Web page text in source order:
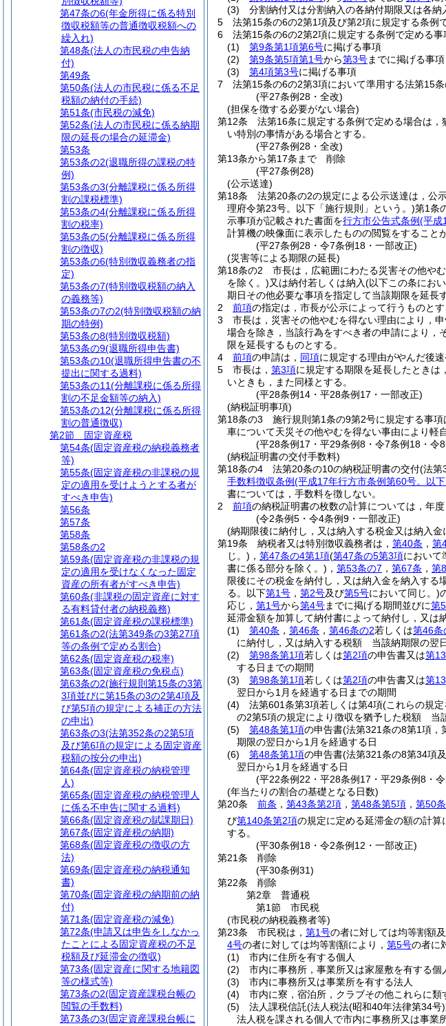
(3)
分割納付又は分割納入の各納付期限又は各
5
法第15条の6の2第1項及び第2項に規定する条例
6
法第15条の6の2第2項に規定する条例で定める事
(1)
第9条第1項第6号に掲げる事項
(2)
第9条第5項第1号から第3号までに掲げる事項
(3)
第4項第3号に掲げる事項
7
法第15条の6の2第3項において準用する法第15
(平27条例28・全改)
(担保を徴する必要がない場合)
第12条
法第16条に規定する条例で定める場合は
い特別の事情がある場合とする。
(平27条例28・全改)
第13条から第17条まで
削除
(平27条例28)
(公示送達)
第18条
法第20条の2の規定による公示送達は，公
理府令第23号。以下「施行規則」という。)第1条
示事項が記載された書面を行方市公告式条例(平成
計算機の映像面に表示したものの閲覧をすること
(平27条例28・令7条例18・一部改正)
(災害等による期限の延長)
第18条の2
市長は，広範囲にわたる災害その他や
を除く。)又は納付若しくは納入(以下この条にお
期日その他必要な事項を指定して当該期限を延長
2
前項の指定は，市長が公示によって行うものとす
3
市長は，災害その他やむを得ない理由により，
場合を除き，当該行為をすべき者の申請により，
限を延長するものとする。
4
前項の申請は， 同項に規定する理由がやんだ後
5
市長は， 第3項に規定する期限を延長したときは
いときも，また同様とする。
(平28条例14・平28条例17・一部改正)
(納税証明事項)
第18条の3
施行規則第1条の9第2号に規定する事
車について天災その他やむを得ない事由により軽
(平28条例17・平29条例8・令7条例18・令
(納税証明書の交付手数料)
第18条の4
法第20条の10の納税証明書の交付(法第
手数料徴収条例(平成17年行方市条例第60号。以
書については，手数料を徴しない。
2
前項の納税証明書の枚数の計算については，年
(令2条例5・令4条例9・一部改正)
(納期限後に納付し，又は納入する税金又は納入金
第19条
納税者又は特別徴収義務者は， 第40条 ， 第
じ。) ， 第47条の4第1項(第47条の5第3項において
書に係る部分を除く。) ， 第53条の7 ， 第67条 ， 第
限後にその税金を納付し，又は納入金を納入する
る。以下第1号 ， 第2号及び第5号において同じ。)
応じ， 第1号から第4号までに掲げる期間並びに第
延滞金額を加算して納付書によって納付し，又は
(1)
第40条 ， 第46条 ， 第46条の2若しくは第46条
に納付し，又は納入する税額 当該納期限の翌
(2)
第98条第1項若しくは第2項の申告書又は第
する日までの期間
(3)
第98条第1項若しくは第2項の申告書又は第
翌日から1月を経過する日までの期間
(4)
法第601条第3項若しくは第4項(これらの規
の2第5項の規定により徴収を猶予した税額 当
(5)
第48条第1項の申告書(法第321条の8第1項，
期限の翌日から1月を経過する日
(6)
第48条第1項の申告書(法第321条の8第34項
翌日から1月を経過する日
(平22条例22・平28条例17・平29条例8・
(年当たりの割合の基礎となる日数)
第20条
前条 ， 第43条第2項 ， 第48条第5項 ， 第50
び第140条第2項の規定に定める延滞金の額の計算
する。
(平30条例18・令2条例12・一部改正)
第21条
削除
(平30条例31)
第22条
削除
第2章
普通税
第1節
市民税
(市民税の納税義務者等)
第23条
市民税は， 第1号の者に対しては均等割額
4号の者に対しては均等割額により， 第5号の者に
(1)
市内に住所を有する個人
(2)
市内に事務所，事業所又は家屋敷を有する
(3)
市内に事務所又は事業所を有する法人
(4)
市内に寮，宿泊所，クラブその他これらに類
(5)
法人課税信託(法人税法(昭和40年法律第34号)
法人税を課される個人で市内に事務所又は事業
第47条の6(年金所得に係る特別
徴収税額等の普通徴収税額への
繰入れ)
第48条(法人の市民税の申告納
付)
第49条
第50条(法人の市民税に係る不足
税額の納付の手続)
第51条(市民税の減免)
第52条(法人の市民税に係る納期
限の延長の場合の延滞金)
第53条
第53条の2(退職所得の課税の特
例)
第53条の3(分離課税に係る所得
割の課税標準)
第53条の4(分離課税に係る所得
割の税率)
第53条の5(分離課税に係る所得
割の徴収)
第53条の6(特別徴収義務者の指
定)
第53条の7(特別徴収税額の納入
の義務等)
第53条の7の2(特別徴収税額の納
期の特例)
第53条の8(特別徴収税額)
第53条の9(退職所得申告書)
第53条の10(退職所得申告書の不
提出に関する過料)
第53条の11(分離課税に係る所得
割の不足金額等の納入)
第53条の12(分離課税に係る所得
割の普通徴収)
第2節
固定資産税
第54条(固定資産税の納税義務者
等)
第55条(固定資産税の非課税の規
定の適用を受けようとする者が
すべき申告)
第56条
第57条
第58条
第58条の2
第59条(固定資産税の非課税の規
定の適用を受けなくなった固定
資産の所有者がすべき申告)
第60条(非課税の固定資産に対す
る有料貸付者の納税義務)
第61条(固定資産税の課税標準)
第61条の2(法第349条の3第27項
等の条例で定める割合)
第62条(固定資産税の税率)
第63条(固定資産税の免税点)
第63条の2(施行規則第15条の3第
3項並びに第15条の3の2第4項及
び第5項の規定による補正の方法
の申出)
第63条の3(法第352条の2第5項
及び第6項の規定による固定資産
税額の按分の申出)
第64条(固定資産税の納税管理
人)
第65条(固定資産税の納税管理人
に係る不申告に関する過料)
第66条(固定資産税の賦課期日)
第67条(固定資産税の納期)
第68条(固定資産税の徴収の方
法)
第69条(固定資産税の納税通知
書)
第70条(固定資産税の納期前の納
付)
第71条(固定資産税の減免)
第72条(申請又は申告をしなかっ
たことによる固定資産税の不足
税額及び延滞金の徴収)
第73条(固定資産に関する地籍図
等の様式等)
第73条の2(固定資産課税台帳の
閲覧の手数料)
第73条の3(固定資産課税台帳に